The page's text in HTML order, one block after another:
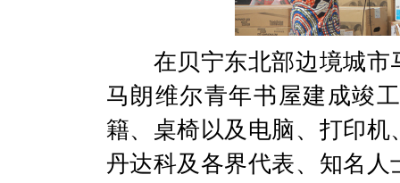
在贝宁东北部边境城市
马朗维尔青年书屋建成竣
籍、桌椅以及电脑、打印
丹达科及各界代表、知名